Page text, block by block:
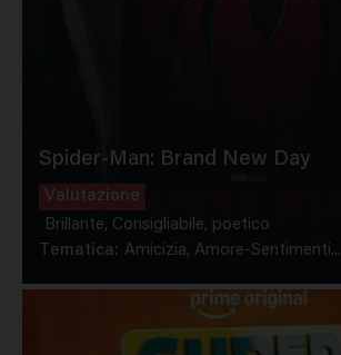
Spider-Man: Brand New Day
Valutazione
Brillante, Consigliabile, poetico
Tematica: Amicizia, Amore-Sentimenti...